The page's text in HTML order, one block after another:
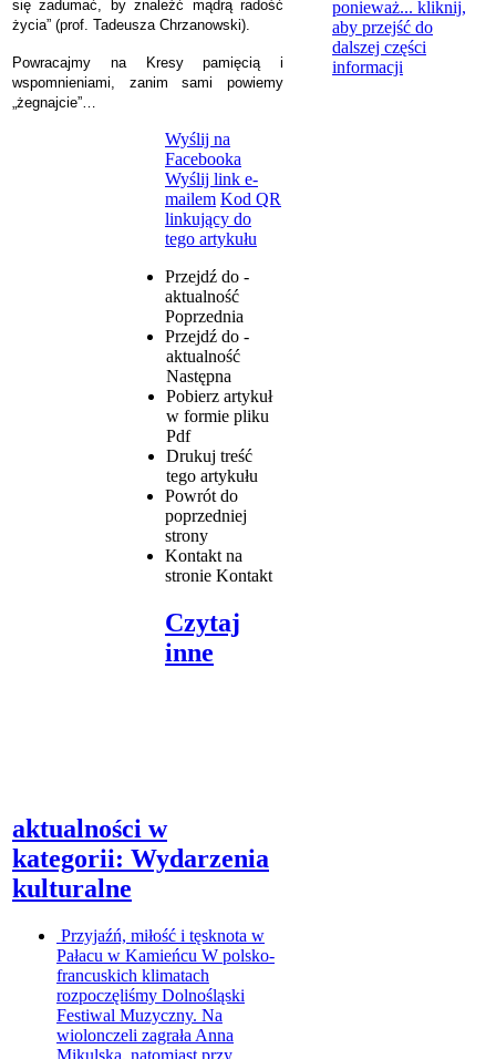
się zadumać, by znaleźć mądrą radość
życia” (prof. Tadeusza Chrzanowski).
Powracajmy na Kresy pamięcią i
wspomnieniami, zanim sami powiemy
„żegnajcie”…
Wyślij na
Facebooka
Wyślij link e-
mailem Kod QR
linkujący do
tego artykułu
Przejdź do -
aktualność
Poprzednia
Przejdź do -
aktualność
Następna
Pobierz artykuł
w formie pliku
Pdf
Drukuj treść
tego artykułu
Powrót do
poprzedniej
strony
Kontakt na
stronie Kontakt
Czytaj
inne
aktualności w
kategorii: Wydarzenia
kulturalne
Przyjaźń, miłość i tęsknota w
Pałacu w Kamieńcu W polsko-
francuskich klimatach
rozpoczęliśmy Dolnośląski
Festiwal Muzyczny. Na
wiolonczeli zagrała Anna
Mikulska, natomiast przy
ponieważ... kliknij,
aby przejść do
dalszej części
informacji